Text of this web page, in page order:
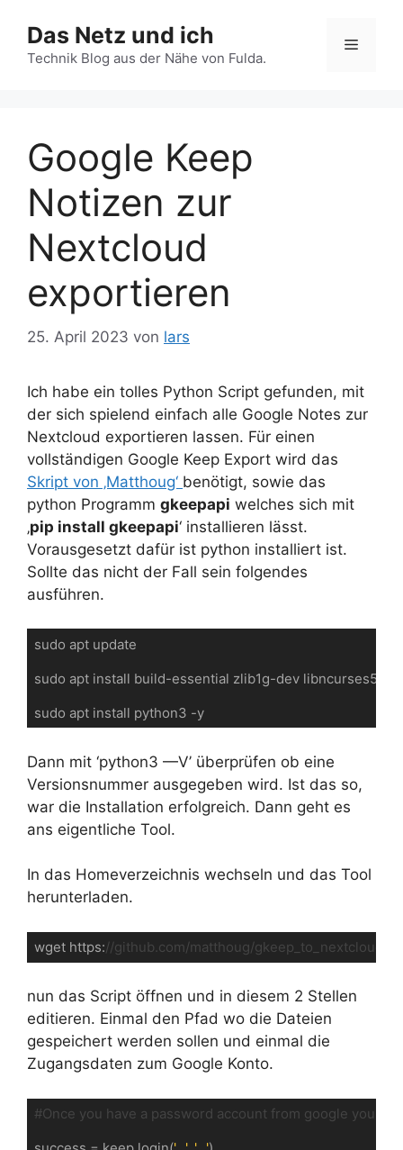
Inhalt
springen
Das Netz und ich
Technik Blog aus der Nähe von Fulda.
Menü
Google Keep
Notizen zur
Nextcloud
exportieren
25. April 2023 von lars
Ich habe ein tolles Python Script gefunden, mit
der sich spielend einfach alle Google Notes zur
Nextcloud exportieren lassen. Für einen
vollständigen Google Keep Export wird das
Skript von ‚Matthoug‘ benötigt, sowie das
python Programm gkeepapi welches sich mit
‚pip install gkeepapi‘ installieren lässt.
Vorausgesetzt dafür ist python installiert ist.
Sollte das nicht der Fall sein folgendes
ausführen.
sudo apt update
sudo apt install build-essential zlib1g-dev libncurses5-
sudo apt install python3 -y
Dann mit ‘python3 —V’ überprüfen ob eine
Versionsnummer ausgegeben wird. Ist das so,
war die Installation erfolgreich. Dann geht es
ans eigentliche Tool.
In das Homeverzeichnis wechseln und das Tool
herunterladen.
wget https://github.com/matthoug/
nun das Script öffnen und in diesem 2 Stellen
editieren. Einmal den Pfad wo die Dateien
gespeichert werden sollen und einmal die
Zugangsdaten zum Google Konto.
#Once you have a password account from google you